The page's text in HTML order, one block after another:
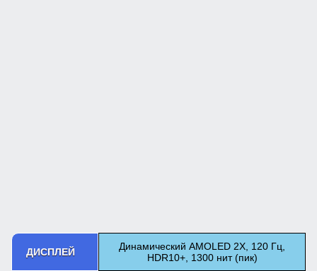
ДИСПЛЕЙ
Динамический AMOLED 2X, 120 Гц,
HDR10+, 1300 нит (пик)